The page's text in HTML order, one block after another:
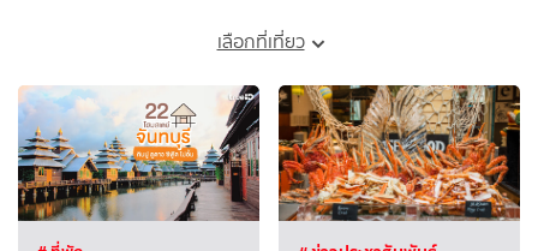
เลือกที่เที่ยว